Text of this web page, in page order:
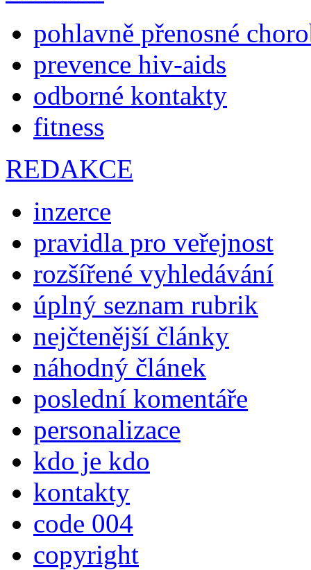
pohlavně přenosné
prevence hiv-aids
odborné kontakty
fitness
REDAKCE
inzerce
pravidla pro veřejnost
rozšířené vyhledávání
úplný seznam rubrik
nejčtenější články
náhodný článek
poslední komentáře
personalizace
kdo je kdo
kontakty
code 004
copyright